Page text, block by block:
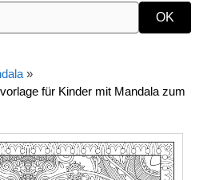
»
für Kinder mit Mandala zum